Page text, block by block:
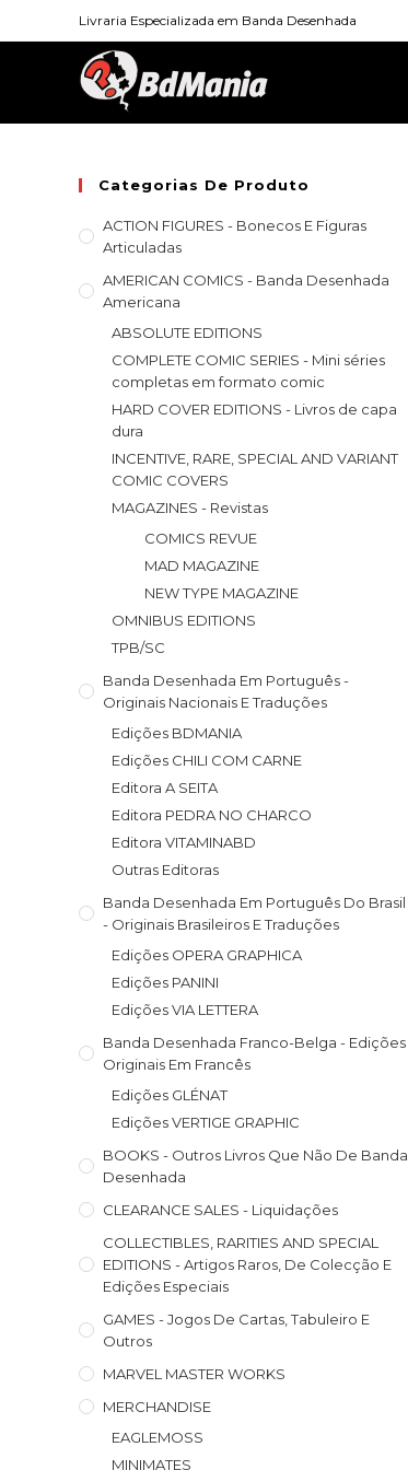
Livraria Especializada em Banda Desenhada
Categorias De Produto
ACTION FIGURES - Bonecos E Figuras
Articuladas
AMERICAN COMICS - Banda Desenhada
Americana
ABSOLUTE EDITIONS
COMPLETE COMIC SERIES - Mini séries
completas em formato comic
HARD COVER EDITIONS - Livros de capa
dura
INCENTIVE, RARE, SPECIAL AND VARIANT
COMIC COVERS
MAGAZINES - Revistas
COMICS REVUE
MAD MAGAZINE
NEW TYPE MAGAZINE
OMNIBUS EDITIONS
TPB/SC
Banda Desenhada Em Português -
Originais Nacionais E Traduções
Edições BDMANIA
Edições CHILI COM CARNE
Editora A SEITA
Editora PEDRA NO CHARCO
Editora VITAMINABD
Outras Editoras
Banda Desenhada Em Português Do Brasil
- Originais Brasileiros E Traduções
Edições OPERA GRAPHICA
Edições PANINI
Edições VIA LETTERA
Banda Desenhada Franco-Belga - Edições
Originais Em Francês
Edições GLÉNAT
Edições VERTIGE GRAPHIC
BOOKS - Outros Livros Que Não De Banda
Desenhada
CLEARANCE SALES - Liquidações
COLLECTIBLES, RARITIES AND SPECIAL
EDITIONS - Artigos Raros, De Colecção E
Edições Especiais
GAMES - Jogos De Cartas, Tabuleiro E
Outros
MARVEL MASTER WORKS
MERCHANDISE
EAGLEMOSS
MINIMATES